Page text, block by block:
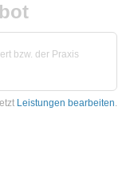
bzw. der Praxis
Leistungen bearbeiten.